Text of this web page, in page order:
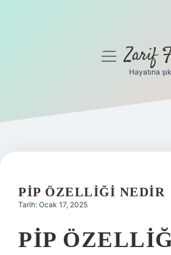
Gizlilik Politikası
Yasal Uyarı
menüyüZarif
Hayatına
PIP ÖZELLIĞI NEDIR
Tarih: Ocak 17, 2025
PIP